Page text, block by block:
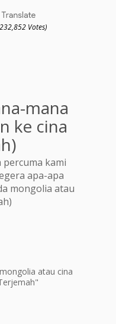
Votes)
mana
ke cina
kami
apa-apa
mongolia atau
atau cina